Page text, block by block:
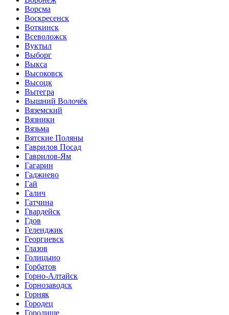
Ворсма
Воскресенск
Воткинск
Всеволожск
Вуктыл
Выборг
Выкса
Высоковск
Высоцк
Вытегра
Вышний Волочёк
Вяземский
Вязники
Вязьма
Вятские Поляны
Гаврилов Посад
Гаврилов-Ям
Гагарин
Гаджиево
Гай
Галич
Гатчина
Гвардейск
Гдов
Геленджик
Георгиевск
Глазов
Голицыно
Горбатов
Горно-Алтайск
Горнозаводск
Горняк
Городец
Городище